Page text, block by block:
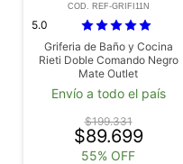
COD. REF-GRIFI11N
5.0
Griferia de Baño y Cocina
Rieti Doble Comando Negro
Mate Outlet
Envío a todo el país
$199.331
$89.699
55% OFF